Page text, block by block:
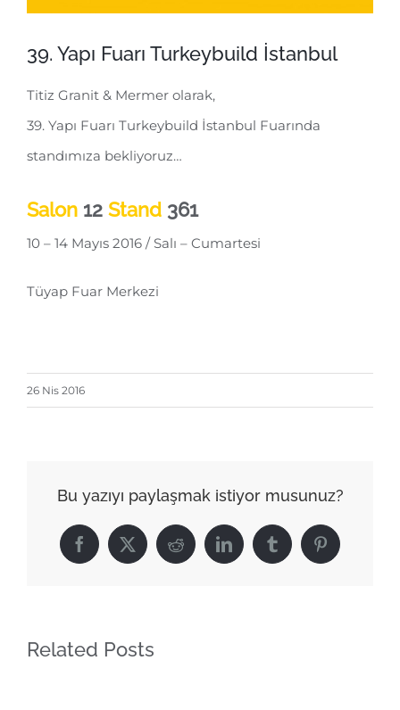
39. Yapı Fuarı Turkeybuild İstanbul
Titiz Granit & Mermer olarak,
39. Yapı Fuarı Turkeybuild İstanbul Fuarında
standımıza bekliyoruz…
Salon 12 Stand 361
10 – 14 Mayıs 2016 / Salı – Cumartesi
Tüyap Fuar Merkezi
26 Nis 2016
Bu yazıyı paylaşmak istiyor musunuz?
Facebook
X Reddit LinkedInTumblrPinterest
Related Posts